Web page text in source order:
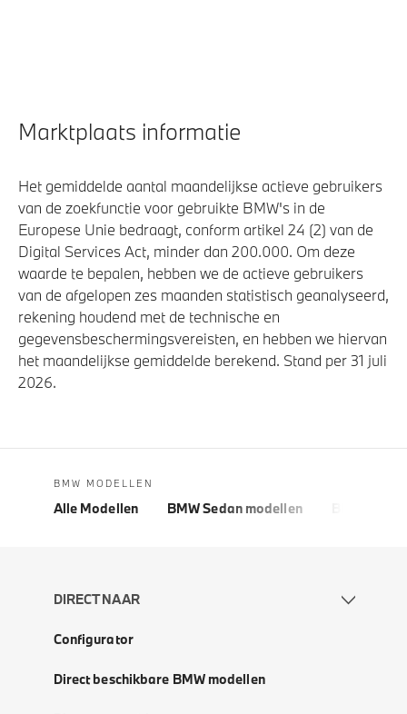
Marktplaats informatie
Het gemiddelde aantal maandelijkse actieve gebruikers
van de zoekfunctie voor gebruikte BMW's in de
Europese Unie bedraagt, conform artikel 24 (2) van de
Digital Services Act, minder dan 200.000. Om deze
waarde te bepalen, hebben we de actieve gebruikers
van de afgelopen zes maanden statistisch geanalyseerd,
rekening houdend met de technische en
gegevensbeschermingsvereisten, en hebben we hiervan
het maandelijkse gemiddelde berekend. Stand per 31 juli
2026.
BMW MODELLEN
Alle Modellen BMW Sedan modellen
DIRECT NAAR
Configurator
Direct beschikbare BMW modellen